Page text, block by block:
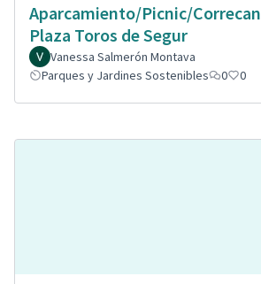
Aparcamiento/Picnic/Correcan
Plaza Toros de Segur
Vanessa Salmerón Montava
Parques y Jardines Sostenibles
0 0